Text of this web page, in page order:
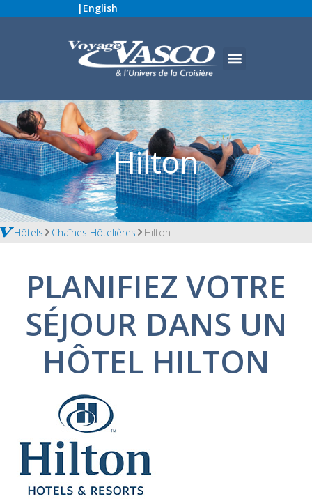
| English
Hilton
Hôtels Chaînes Hôtelières Hilton
PLANIFIEZ VOTRE
SÉJOUR DANS UN
HÔTEL HILTON